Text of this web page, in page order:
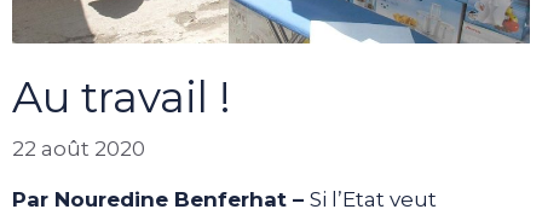
Au travail !
22 août 2020
Par Nouredine Benferhat – Si l’Etat veut